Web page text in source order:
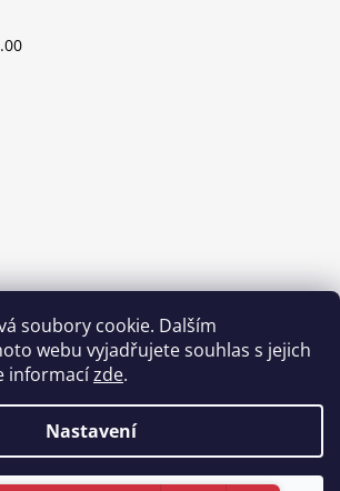
soubory cookie. Dalším
webu vyjadřujete souhlas s jejich
informacízde.
Nastavení